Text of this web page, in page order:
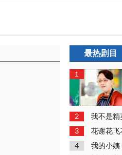
最热剧目
1
2 我不是精
3 花谢花飞
4 我的小姨